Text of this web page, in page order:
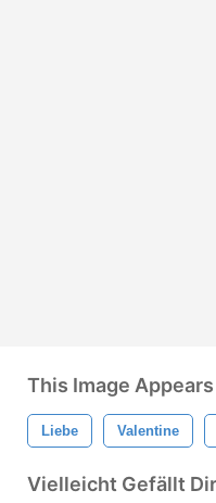
This Image
Liebe Valentine
Vielleicht Gefällt